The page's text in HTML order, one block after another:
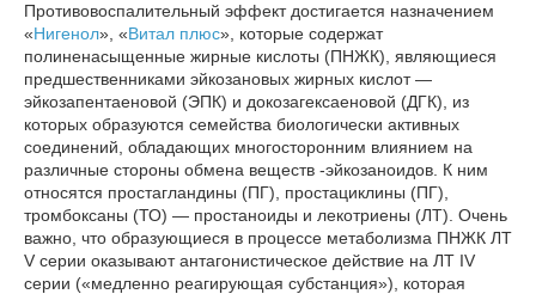
Противовоспалительный эффект достигается назначением
«Нигенол», «Витал плюс», которые содержат
полиненасыщенные жирные кислоты (ПНЖК), являющиеся
предшественниками эйкозановых жирных кислот ―
эйкозапентаеновой (ЭПК) и докозагексаеновой (ДГК), из
которых образуются семейства биологически активных
соединений, обладающих многосторонним влиянием на
различные стороны обмена веществ -эйкозаноидов. К ним
относятся простагландины (ПГ), простациклины (ПГ),
тромбоксаны (ТО) ― простаноиды и лекотриены (ЛТ). Очень
важно, что образующиеся в процессе метаболизма ПНЖК ЛТ
V серии оказывают антагонистическое действие на ЛТ IV
серии («медленно реагирующая субстанция»), которая